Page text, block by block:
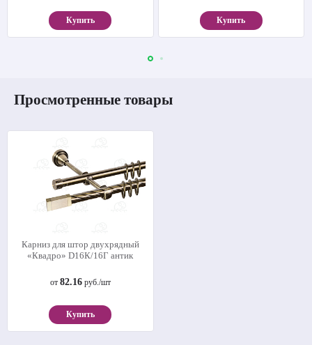
Купить Купить
Просмотренные товары
Карниз для штор двухрядный
«Квадро» D16К/16Г антик
от 82.16руб./шт
Купить